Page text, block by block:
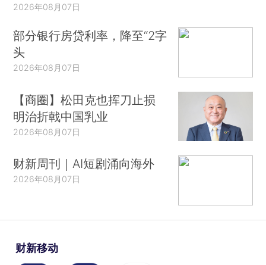
2026年08月07日
部分银行房贷利率，降至“2字
头
2026年08月07日
【商圈】松田克也挥刀止损
明治折戟中国乳业
2026年08月07日
财新周刊｜AI短剧涌向海外
2026年08月07日
财新移动